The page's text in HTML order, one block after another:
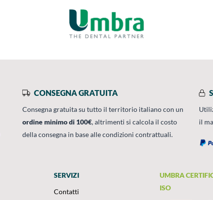
CONSEGNA GRATUITA
Consegna gratuita su tutto il territorio italiano con un
ordine minimo di 100€, altrimenti si calcola il costo
della consegna in base alle condizioni contrattuali.
il
SERVIZI
Contatti
UMBRA
ISO